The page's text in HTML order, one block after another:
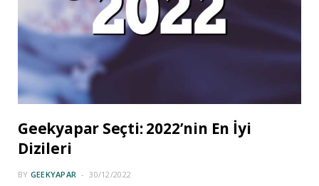
Geekyapar Seçti: 2022’nin En İyi
Dizileri
BY GEEKYAPAR 30/12/2022